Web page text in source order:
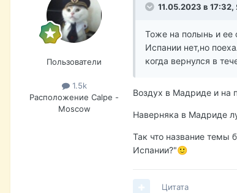
Пользователи
1.5k
Расположение Calpe -
Moscow
11.05.2023 в 17:32,
Тоже на полынь и ее
Испании нет,но
когда вернулся в
Воздух в Мадриде и на
Наверняка в Мадриде
Так что название темы
Испании?"🙂
Цитата